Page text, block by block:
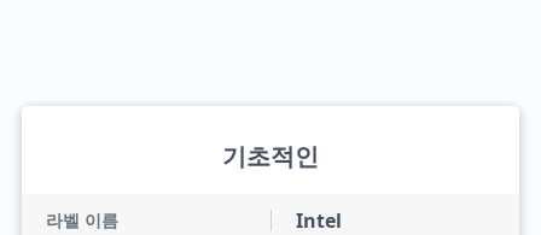
기초적인
라벨 이름 Intel